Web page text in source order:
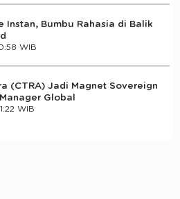
Instan, Bumbu Rahasia di Balik
WIB
(CTRA) Jadi Magnet Sovereign
Global
WIB